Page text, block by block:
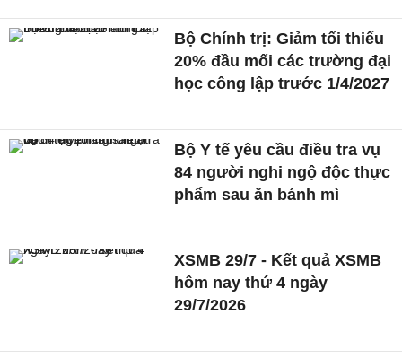
Bộ Chính trị: Giảm tối thiểu
20% đầu mối các trường đại
học công lập trước 1/4/2027
Bộ Y tế yêu cầu điều tra vụ
84 người nghi ngộ độc thực
phẩm sau ăn bánh mì
XSMB 29/7 - Kết quả XSMB
hôm nay thứ 4 ngày
29/7/2026